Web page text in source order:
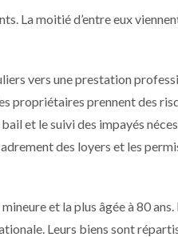
La moitié d’entre eux
vers une prestation
propriétaires prennent des
et le suivi des impayés
des loyers et les
et la plus âgée à 80
Leurs biens sont